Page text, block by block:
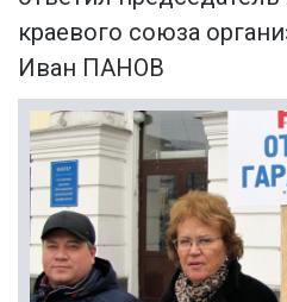
краевого союза
Иван ПАНОВ